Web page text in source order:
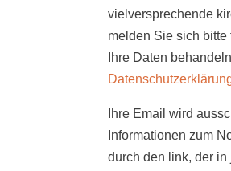
vielversprechende
melden Sie sich bitte
Ihre Daten
Ihre Email wird
Informationen zum
durch den link, der